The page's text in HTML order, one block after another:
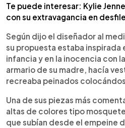
Te puede interesar: Kylie
con su extravagancia en
Según dijo el diseñador al
su propuesta estaba inspirada
infancia y en la inocencia con
armario de su madre, hacía
recreaba peinados
Una de sus piezas más
altas de colores tipo
que subían desde el empeine